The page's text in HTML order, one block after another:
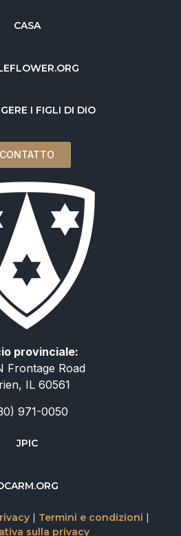
CASA
I FIGLI DI DIO
CONTATTO
provinciale:
Frontage Road
IL 60561
971-0050
JPIC
| Termini e condizioni |
sulla privacy
Русский